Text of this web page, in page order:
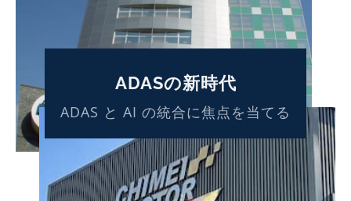
ADASの新時代
ADAS と AI の統合に焦点を当てる